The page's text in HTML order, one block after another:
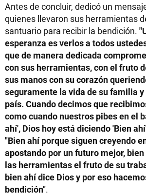
Antes de concluir, dedicó un
quienes llevaron sus herramientas
santuario para recibir la bendición.
esperanza es verlos a todos
que de manera dedicada
con sus herramientas, con el fruto
sus manos con su corazón
seguramente la vida de su familia
país. Cuando decimos que
como cuando nuestros pibes en el
ahí', Dios hoy está diciendo 'Bien
"Bien ahí porque siguen creyendo
apostando por un futuro mejor,
las herramientas el fruto de su
bien ahí dice Dios y por eso
bendición".